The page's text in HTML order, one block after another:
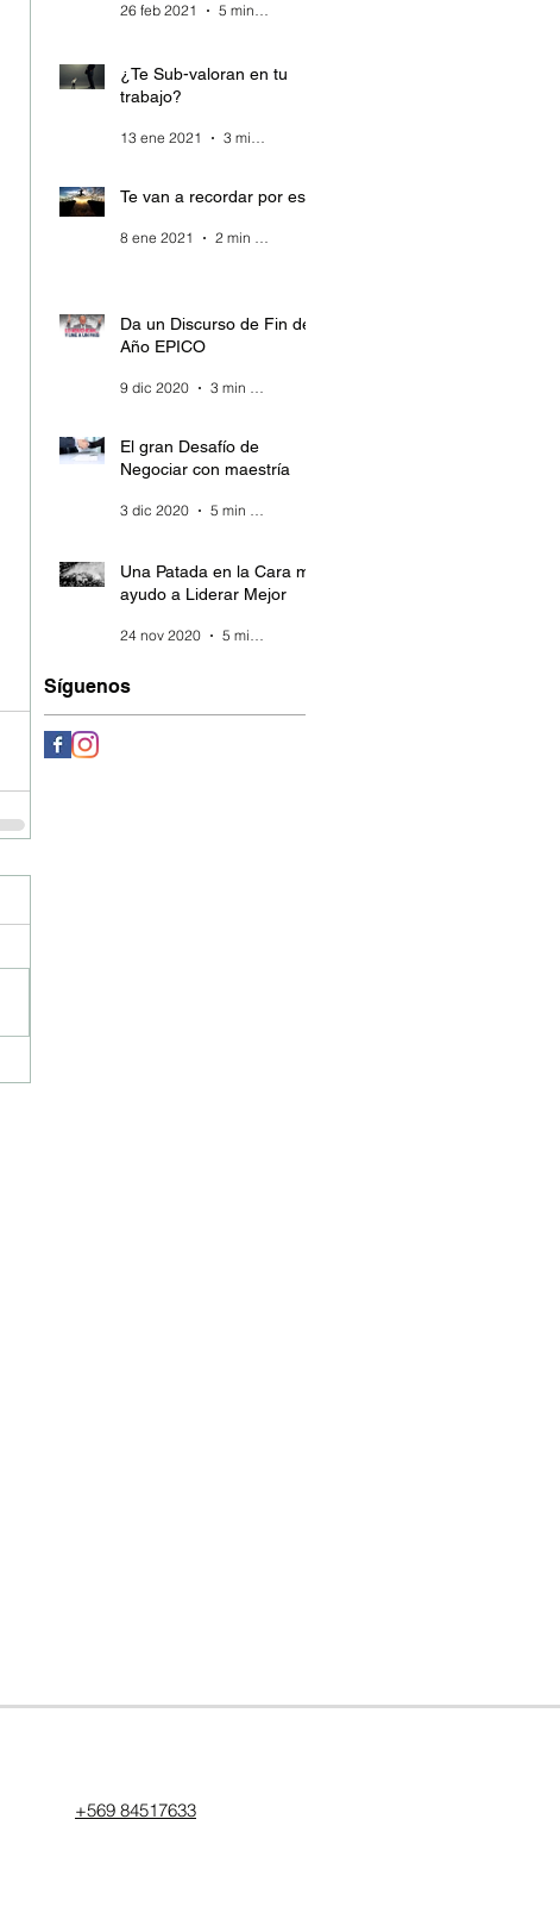
26 feb 2021 5 min de lectura
¿Te Sub-valoran en tu
trabajo?
13 ene 2021 3 min de lectura
Te van a recordar por esto
8 ene 2021 2 min de lectura
Da un Discurso de Fin de
Año EPICO
9 dic 2020 3 min de lectura
El gran Desafío de
Negociar con maestría
3 dic 2020 5 min de lectura
Una Patada en la Cara me
ayudo a Liderar Mejor
24 nov 2020 5 min de lectura
Síguenos
+569 84517633